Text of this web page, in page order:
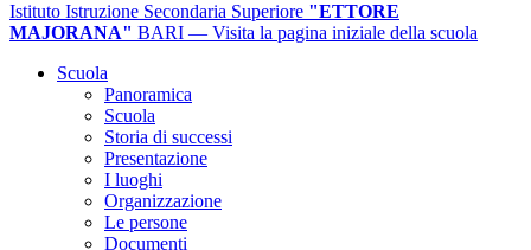
Istituto Istruzione Secondaria Superiore "ETTORE
MAJORANA" BARI — Visita la pagina iniziale della scuola
Scuola
Panoramica
Scuola
Storia di successi
Presentazione
I luoghi
Organizzazione
Le persone
Documenti